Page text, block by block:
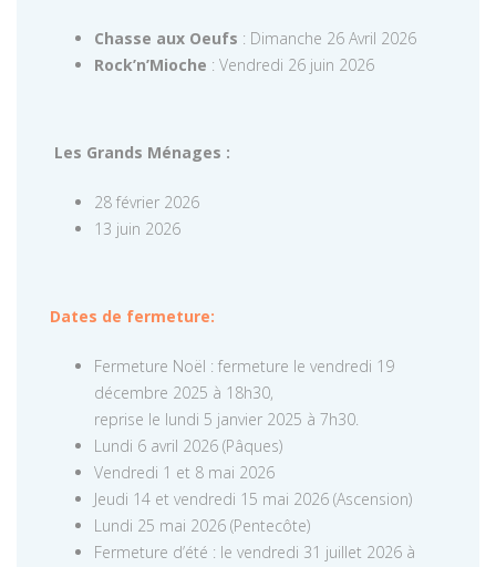
Chasse aux Oeufs : Dimanche 26 Avril 2026
Rock’n’Mioche : Vendredi 26 juin 2026
Les Grands Ménages :
28 février 2026
13 juin 2026
Dates de fermeture:
Fermeture Noël : fermeture le vendredi 19
décembre 2025 à 18h30,
reprise le lundi 5 janvier 2025 à 7h30.
Lundi 6 avril 2026 (Pâques)
Vendredi 1 et 8 mai 2026
Jeudi 14 et vendredi 15 mai 2026 (Ascension)
Lundi 25 mai 2026 (Pentecôte)
Fermeture d’été : le vendredi 31 juillet 2026 à